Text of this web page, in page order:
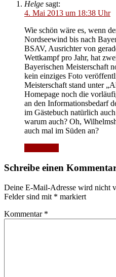
Helge sagt:
4. Mai 2013 um 18:38 Uhr
Wie schön wäre es, wenn
Nordseewind bis nach
BSAV, Ausrichter von
Wettkampf pro Jahr, hat
Bayerischen Meisterschaft
kein einziges Foto
Meisterschaft stand unter
Homepage noch die
an den Informationsbedarf
im Gästebuch natürlich
warum auch? Oh,
auch mal im Süden an?
Schreibe einen
Deine E-Mail-Adresse wird nicht
Felder sind mit * markiert
Kommentar *